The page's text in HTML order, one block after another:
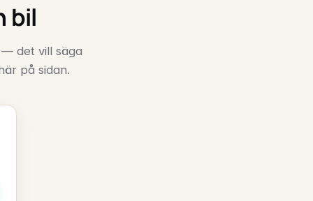
bil
det vill säga
på sidan.